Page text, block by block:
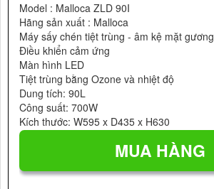
Model : Malloca ZLD 90I
Hãng sản xuất : Malloca
Máy sấy chén tiệt trùng - âm kệ mặt gương
Điều khiển cảm ứng
Màn hình LED
Tiệt trùng bằng Ozone và nhiệt độ
Dung tích: 90L
Công suất: 700W
Kích thước: W595 x D435 x H630